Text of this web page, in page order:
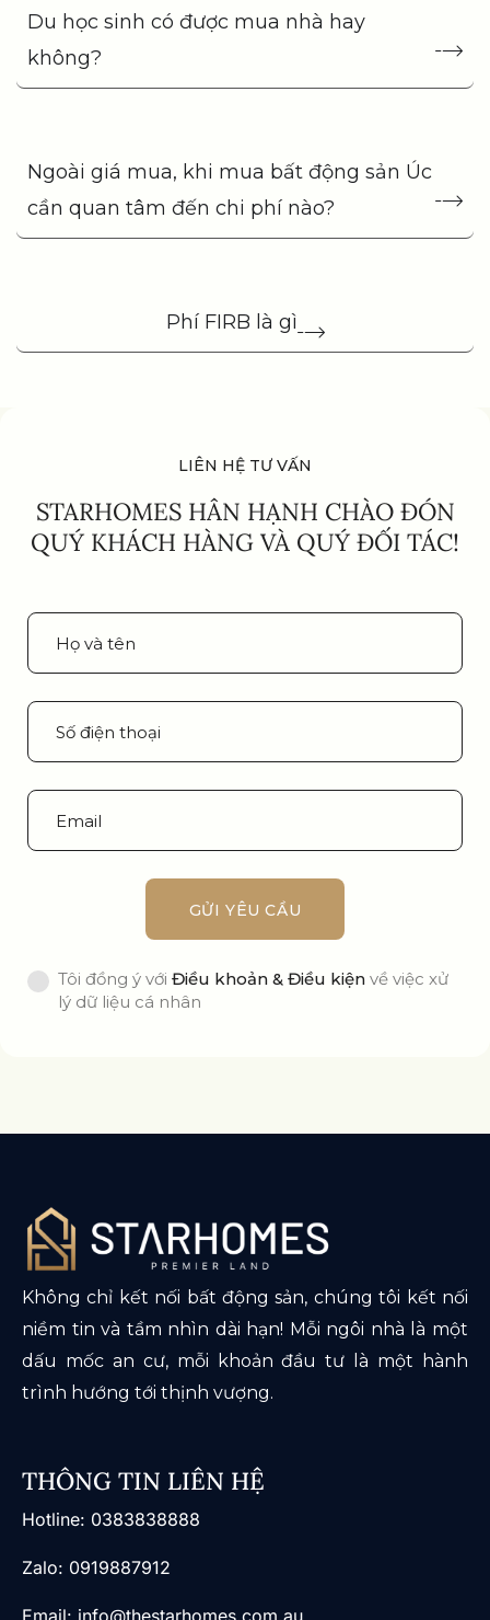
Du học sinh có được mua nhà hay
không?
Ngoài giá mua, khi mua bất động sản Úc
cần quan tâm đến chi phí nào?
Phí FIRB là gì
LIÊN HỆ TƯ VẤN
STARHOMES HÂN HẠNH CHÀO ĐÓN
QUÝ KHÁCH HÀNG VÀ QUÝ ĐỐI TÁC!
Tôi đồng ý với Điều khoản & Điều kiện về việc xử
lý dữ liệu cá nhân
Không chỉ kết nối bất động sản, chúng tôi kết nối
niềm tin và tầm nhìn dài hạn! Mỗi ngôi nhà là một
dấu mốc an cư, mỗi khoản đầu tư là một hành
trình hướng tới thịnh vượng.
THÔNG TIN LIÊN HỆ
​Hotline: 0383838888
Zalo: 0919887912
Email: info@thestarhomes.com.au